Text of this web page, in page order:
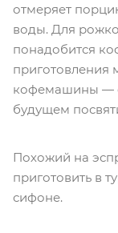
отмеряет
воды. Для
понадобится
приготовления
кофемашины —
будущем
Похожий на
приготовить в
сифоне.